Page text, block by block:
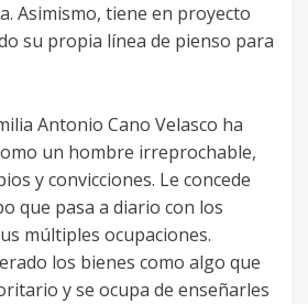
Asimismo, tiene en proyecto
su propia línea de pienso para
Antonio Cano Velasco ha
un hombre irreprochable,
y convicciones. Le concede
que pasa a diario con los
múltiples ocupaciones.
los bienes como algo que
y se ocupa de enseñarles